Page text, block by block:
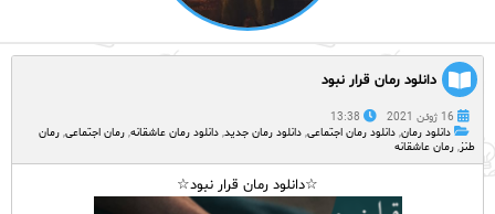
دانلود رمان قرار نبود
16 ژوئن 2021
13:38
دانلود رمان, دانلود رمان اجتماعی, دانلود رمان جدید, دانلود رمان عاشقانه, رمان اجتماعی, رمان
طنز, رمان عاشقانه
☆دانلود رمان قرار نبود☆